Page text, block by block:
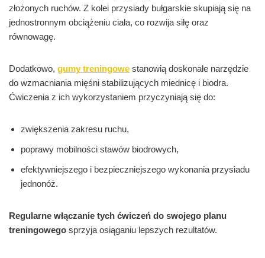
złożonych ruchów. Z kolei przysiady bułgarskie skupiają się na
jednostronnym obciążeniu ciała, co rozwija siłę oraz
równowagę.
Dodatkowo, gumy treningowe stanowią doskonałe narzędzie
do wzmacniania mięśni stabilizujących miednicę i biodra.
Ćwiczenia z ich wykorzystaniem przyczyniają się do:
zwiększenia zakresu ruchu,
poprawy mobilności stawów biodrowych,
efektywniejszego i bezpieczniejszego wykonania przysiadu
jednonóż.
Regularne włączanie tych ćwiczeń do swojego planu
treningowego sprzyja osiąganiu lepszych rezultatów.